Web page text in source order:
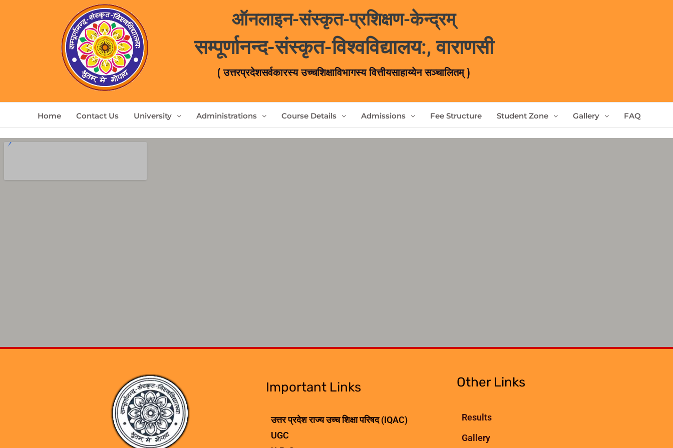
ऑनलाइन-संस्कृत-प्रशिक्षण-केन्द्रम्
सम्पूर्णानन्द-संस्कृत-विश्वविद्यालय:, वाराणसी
( उत्तरप्रदेशसर्वकारस्य उच्चशिक्षाविभागस्य वित्तीयसाहाय्येन सञ्चालितम् )
Home Contact Us University Administrations Course Details Admissions Fee Structure Student Zone Gallery FAQ
Important Links
उत्तर प्रदेश राज्य उच्च शिक्षा परिषद (IQAC)
UGC
Other Links
Results
Gallery